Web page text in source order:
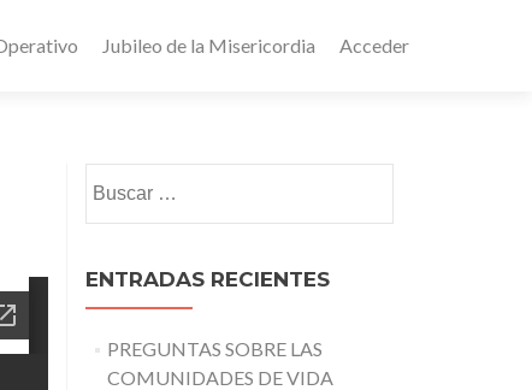
Jubileo de la Misericordia Acceder
ENTRADAS RECIENTES
PREGUNTAS SOBRE LAS
COMUNIDADES DE VIDA